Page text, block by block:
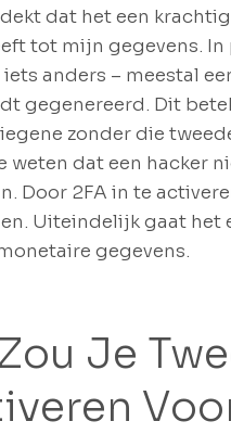
dat het een
tot mijn gegevens.
iets anders – meestal
gegenereerd. Dit
zonder die
dat een hacker
Door 2FA in te
Uiteindelijk gaat
gegevens.
Je